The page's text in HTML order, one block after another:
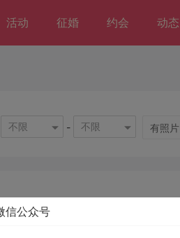
活动 征婚 约会 动态
不限 - 不限 有照片
信公众号